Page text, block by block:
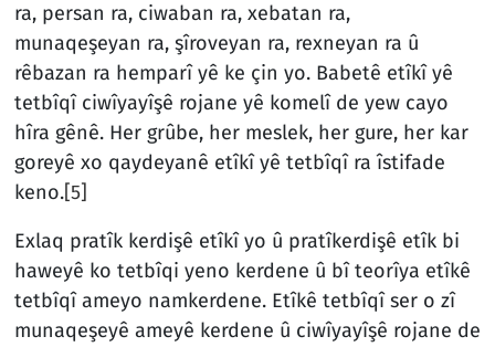
ra, persan ra, ciwaban ra, xebatan ra,
munaqeşeyan ra, şîroveyan ra, rexneyan ra û
rêbazan ra hemparî yê ke çin yo. Babetê etîkî yê
tetbîqî ciwîyayîşê rojane yê komelî de yew cayo
hîra gênê. Her grûbe, her meslek, her gure, her kar
goreyê xo qaydeyanê etîkî yê tetbîqî ra îstifade
keno.[5]
Exlaq pratîk kerdişê etîkî yo û pratîkerdişê etîk bi
haweyê ko tetbîqi yeno kerdene û bî teorîya etîkê
tetbîqî ameyo namkerdene. Etîkê tetbîqî ser o zî
munaqeşeyê ameyê kerdene û ciwîyayîşê rojane de